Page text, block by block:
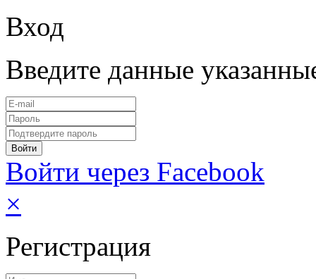
Вход
Введите данные
Войти через Facebook
×
Регистрация